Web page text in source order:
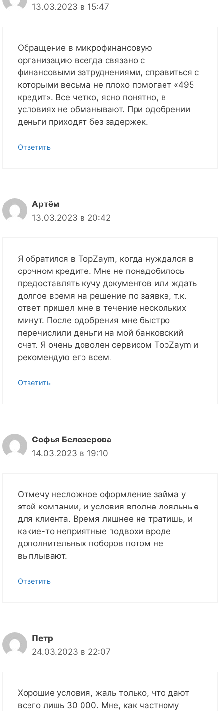
13.03.2023 в 15:47
Обращение в микрофинансовую
организацию всегда связано с
финансовыми затруднениями, справиться с
которыми весьма не плохо помогает «495
кредит». Все четко, ясно понятно, в
условиях не обманывают. При одобрении
деньги приходят без задержек.
Ответить
Артём
13.03.2023 в 20:42
Я обратился в TopZaym, когда нуждался в
срочном кредите. Мне не понадобилось
предоставлять кучу документов или ждать
долгое время на решение по заявке, т.к.
ответ пришел мне в течение нескольких
минут. После одобрения мне быстро
перечислили деньги на мой банковский
счет. Я очень доволен сервисом TopZaym и
рекомендую его всем.
Ответить
Софья Белозерова
14.03.2023 в 19:10
Отмечу несложное оформление займа у
этой компании, и условия вполне лояльные
для клиента. Время лишнее не тратишь, и
какие-то неприятные подвохи вроде
дополнительных поборов потом не
выплывают.
Ответить
Петр
24.03.2023 в 22:07
Хорошие условия, жаль только, что дают
всего лишь 30 000. Мне, как частному